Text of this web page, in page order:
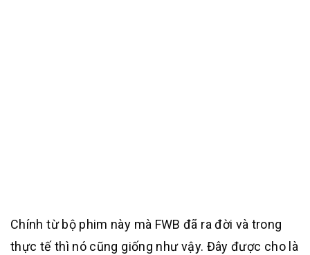
Chính từ bộ phim này mà FWB đã ra đời và trong
thực tế thì nó cũng giống như vậy. Đây được cho là